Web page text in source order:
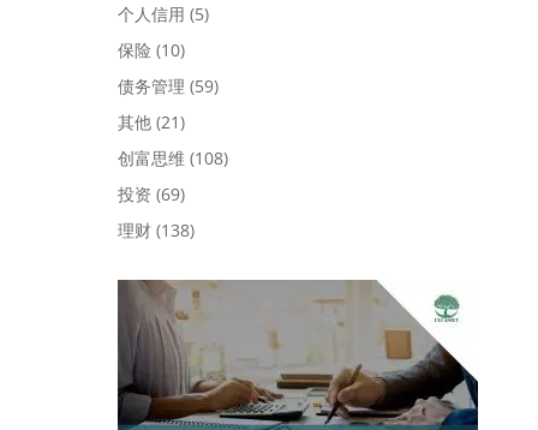
个人信用 (5)
保险 (10)
债务管理 (59)
其他 (21)
创富思维 (108)
投资 (69)
理财 (138)